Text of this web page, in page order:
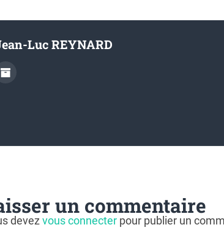
Luc REYNARD
un commentaire
devezvous connecterpour publier un